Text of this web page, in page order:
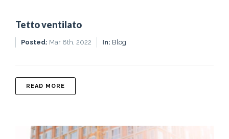
Tetto ventilato
Posted: Mar 8th, 2022 In: Blog
READ MORE